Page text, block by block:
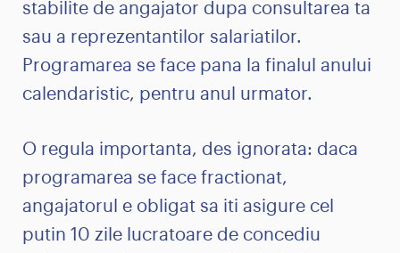
stabilite de angajator dupa consultarea ta
sau a reprezentantilor salariatilor.
Programarea se face pana la finalul anului
calendaristic, pentru anul urmator.
O regula importanta, des ignorata: daca
programarea se face fractionat,
angajatorul e obligat sa iti asigure cel
putin 10 zile lucratoare de concediu